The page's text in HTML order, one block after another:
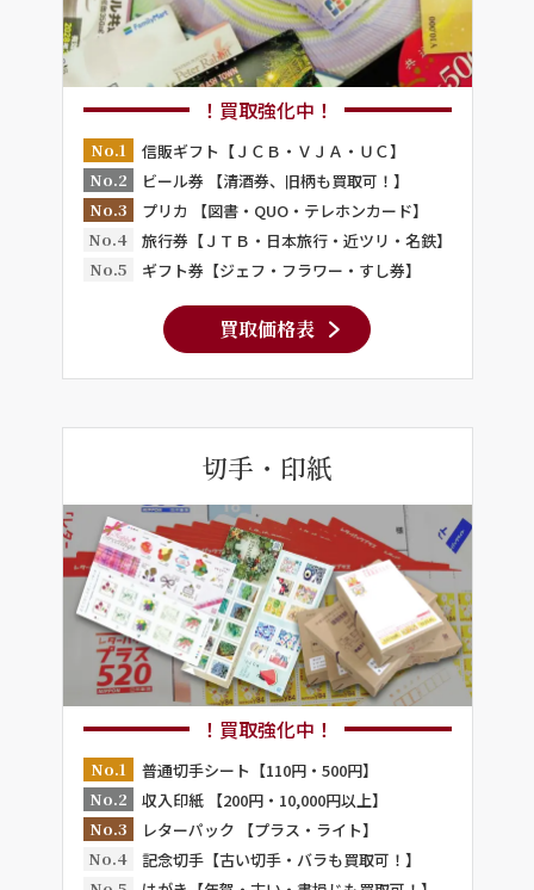
！買取強化中！
No.1
信販ギフト【ＪＣＢ・ＶＪＡ・ＵＣ】
No.2
ビール券 【清酒券、旧柄も買取可！】
No.3
プリカ 【図書・QUO・テレホンカード】
No.4
旅行券【ＪＴＢ・日本旅行・近ツリ・名鉄】
No.5
ギフト券【ジェフ・フラワー・すし券】
買取価格表
切手・印紙
！買取強化中！
No.1
普通切手シート【110円・500円】
No.2
収入印紙 【200円・10,000円以上】
No.3
レターパック 【プラス・ライト】
No.4
記念切手【古い切手・バラも買取可！】